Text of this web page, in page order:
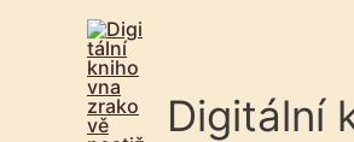
Digitální